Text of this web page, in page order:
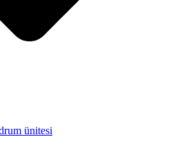
ünitesi